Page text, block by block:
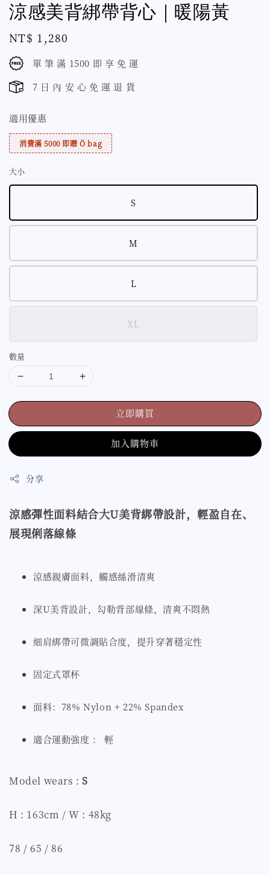
涼感美背綁帶背心｜暖陽黃
Regular
price
NT$ 1,280
單 筆 滿 1500 即 享 免 運
7 日 內 安 心 免 運 退 貨
適用優惠
消費滿 5000 即贈 Ö bag
大小
S
M
L
XL
數量
立即購買
加入購物車
分享
涼感彈性面料結合大U美背綁帶設計，輕盈自在、
展現俐落線條
涼感親膚面料，觸感絲滑清爽
深U美背設計，勾勒背部線條，清爽不悶熱
細肩綁帶可微調貼合度，提升穿著穩定性
固定式罩杯
面料：78% Nylon + 22% Spandex
適合運動強度 ： 輕
Model wears :S
H : 163cm / W : 48kg
78 / 65 / 86